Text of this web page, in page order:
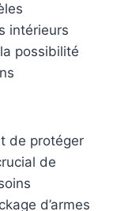
intérieurs
possibilité
de protéger
de
d’armes